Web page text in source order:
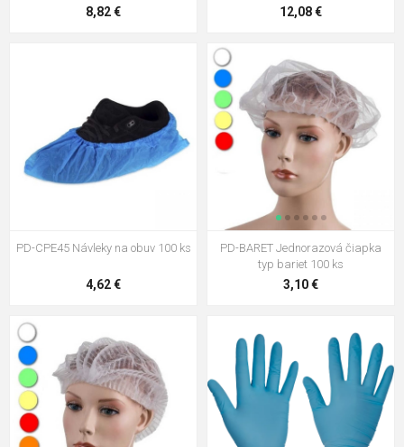
8,82 € 12,08 €
PD-CPE45 Návleky na obuv 100 ks
4,62 €
PD-BARET Jednorazová čiapka
typ bariet 100 ks
3,10 €